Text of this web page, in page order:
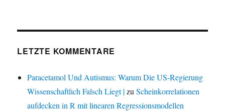
LETZTE KOMMENTARE
Paracetamol Und Autismus: Warum Die US-Regierung
Wissenschaftlich Falsch Liegt |zuScheinkorrelationen
aufdecken in R mit linearen Regressionsmodellen